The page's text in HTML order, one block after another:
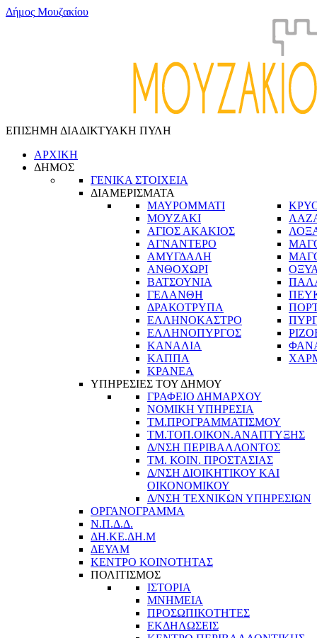
Δήμος Μουζακίου
ΕΠΙΣΗΜΗ ΔΙΑΔΙΚΤΥΑΚΗ ΠΥΛΗ
ΑΡΧΙΚΗ
ΔΗΜΟΣ
ΓΕΝΙΚΑ ΣΤΟΙΧΕΙΑ
ΔΙΑΜΕΡΙΣΜΑΤΑ
ΜΑΥΡΟΜΜΑΤΙ
ΜΟΥΖΑΚΙ
ΑΓΙΟΣ ΑΚΑΚΙΟΣ
ΑΓΝΑΝΤΕΡΟ
ΑΜΥΓΔΑΛΗ
ΑΝΘΟΧΩΡΙ
ΒΑΤΣΟΥΝΙΑ
ΓΕΛΑΝΘΗ
ΔΡΑΚΟΤΡΥΠΑ
ΕΛΛΗΝΟΚΑΣΤΡΟ
ΕΛΛΗΝΟΠΥΡΓΟΣ
ΚΑΝΑΛΙΑ
ΚΑΠΠΑ
ΚΡΑΝΕΑ
ΥΠΗΡΕΣΙΕΣ ΤΟΥ ΔΗΜΟΥ
ΓΡΑΦΕΙΟ ΔΗΜΑΡΧΟΥ
ΝΟΜΙΚΗ ΥΠΗΡΕΣΙΑ
ΤΜ.ΠΡΟΓΡΑΜΜΑΤΙΣΜΟΥ
ΤΜ.ΤΟΠ.ΟΙΚΟΝ.ΑΝΑΠΤΥΞΗΣ
Δ/ΝΣΗ ΠΕΡΙΒΑΛΛΟΝΤΟΣ
ΤΜ. ΚΟΙΝ. ΠΡΟΣΤΑΣΙΑΣ
Δ/ΝΣΗ ΔΙΟΙΚΗΤΙΚΟΥ ΚΑΙ
ΟΙΚΟΝΟΜΙΚΟΥ
Δ/ΝΣΗ ΤΕΧΝΙΚΩΝ ΥΠΗΡΕΣΙΩΝ
ΟΡΓΑΝΟΓΡΑΜΜΑ
Ν.Π.Δ.Δ.
ΔΗ.ΚΕ.ΔΗ.Μ
ΔΕΥΑΜ
ΚΕΝΤΡΟ ΚΟΙΝΟΤΗΤΑΣ
ΠΟΛΙΤΙΣΜΟΣ
ΙΣΤΟΡΙΑ
ΜΝΗΜΕΙΑ
ΠΡΟΣΩΠΙΚΟΤΗΤΕΣ
ΕΚΔΗΛΩΣΕΙΣ